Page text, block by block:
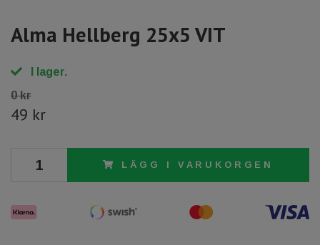
Alma Hellberg 25x5 VIT
I lager.
0 kr
49 kr
LÄGG I VARUKORGEN